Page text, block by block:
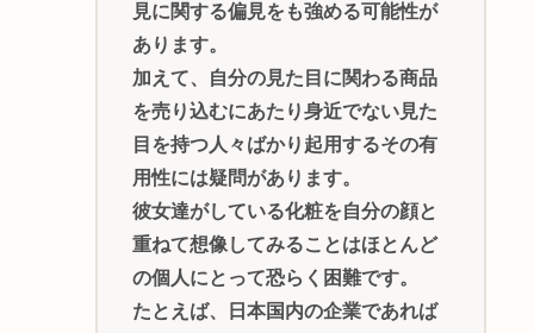
見に関する偏見をも強める可能性が
あります。
加えて、自分の見た目に関わる商品
を売り込むにあたり身近でない見た
目を持つ人々ばかり起用するその有
用性には疑問があります。
彼女達がしている化粧を自分の顔と
重ねて想像してみることはほとんど
の個人にとって恐らく困難です。
たとえば、日本国内の企業であれば